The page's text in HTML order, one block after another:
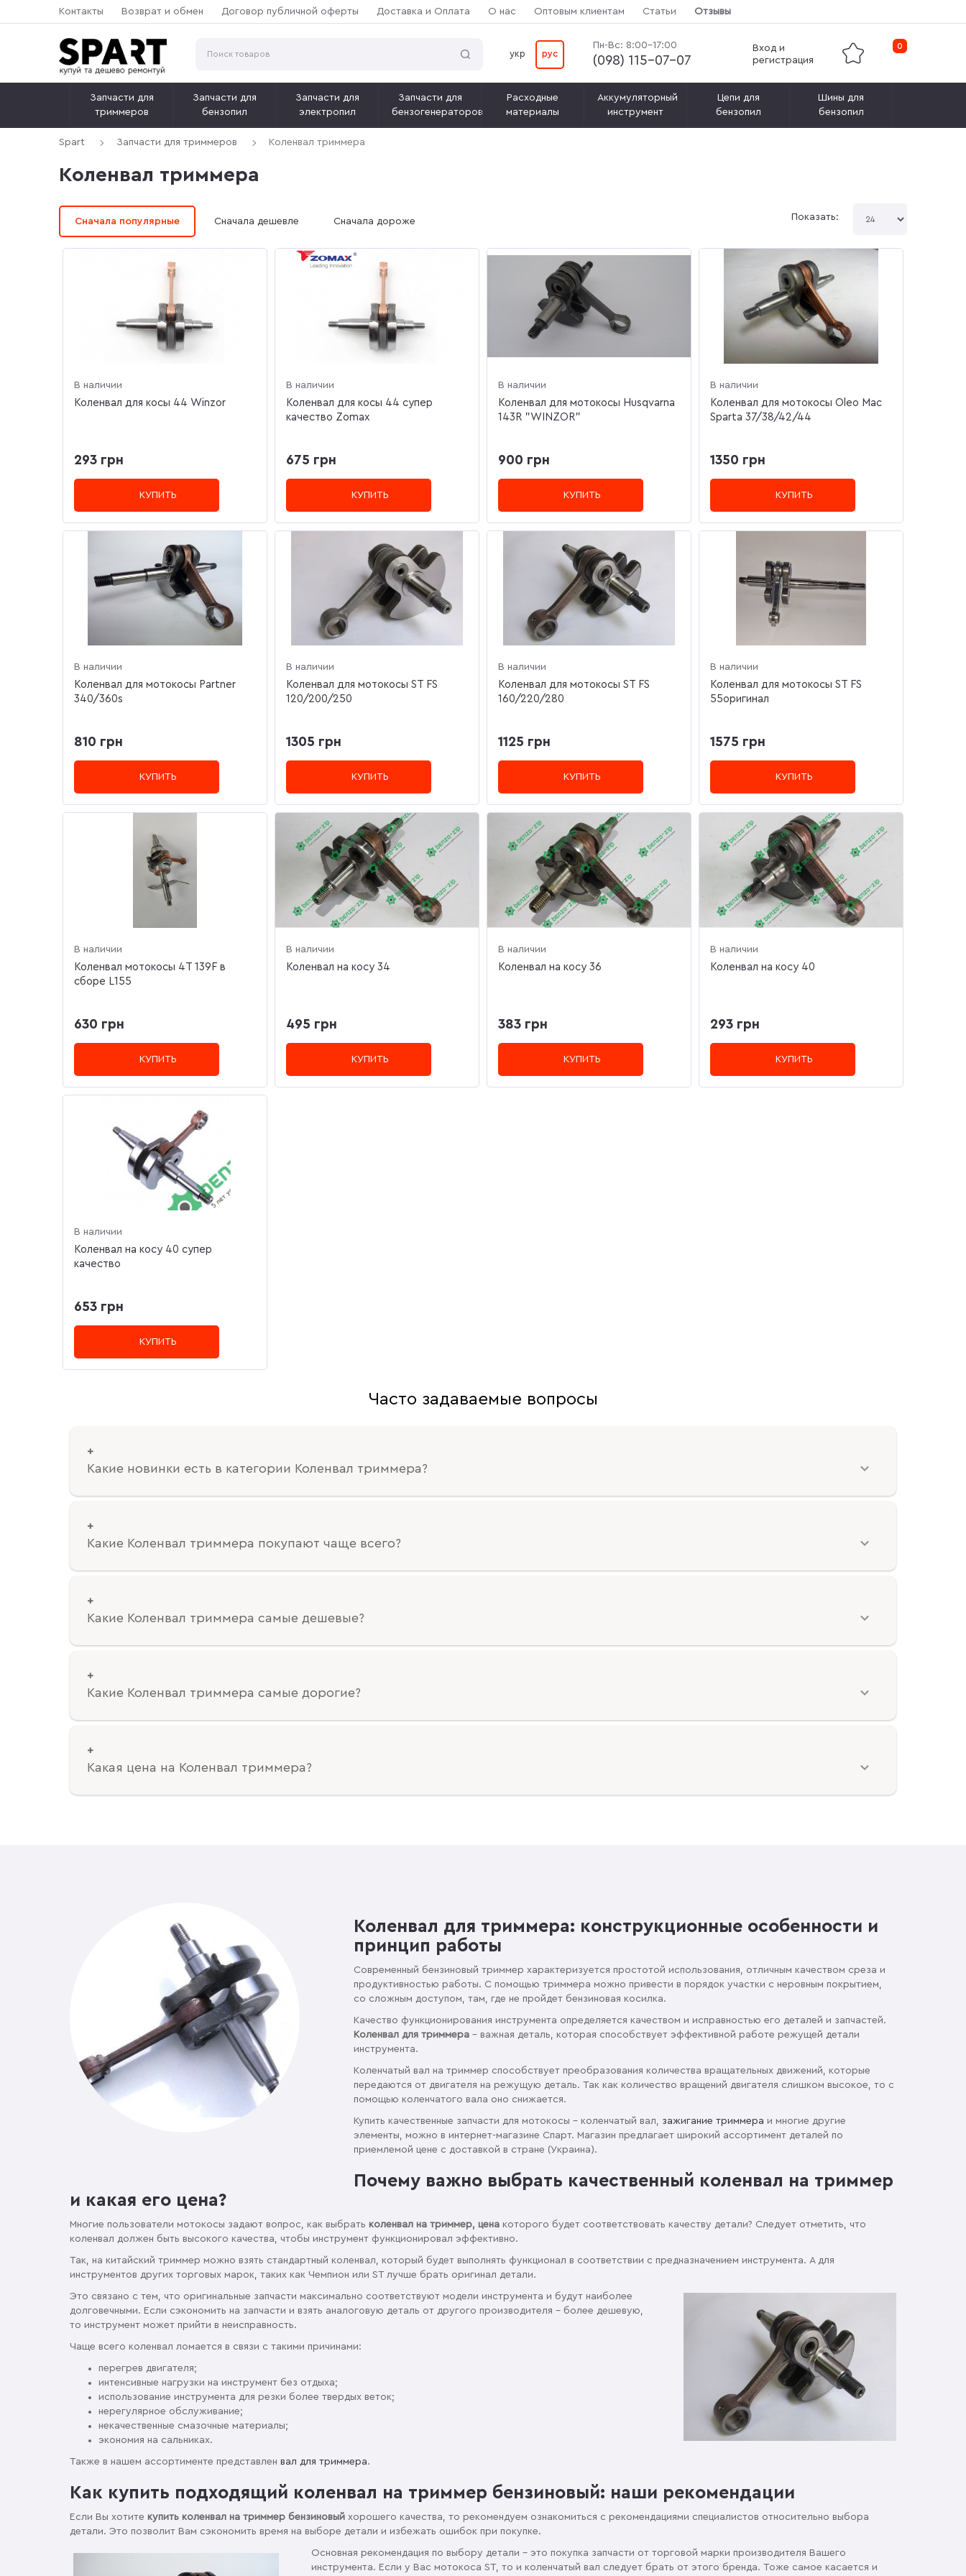
Контакты Возврат и обмен Договор публичной оферты Доставка и Оплата О нас Оптовым клиентам Статьи Отзывы
0
Вход и
регистрация
Пн-Вс: 8:00-17:00
(‎098) 115-07-07
укр рус
Запчасти для
триммеров
Запчасти для
бензопил
Запчасти для
электропил
Запчасти для
бензогенераторов
Расходные
материалы
Аккумуляторный
инструмент
Цепи для
бензопил
Шины для
бензопил
Spart Запчасти для триммеров Коленвал триммера
Коленвал триммера
Сначала популярные Сначала дешевле Сначала дороже Показать:
В наличии
Коленвал для косы 44 Winzor
293 грн
КУПИТЬ
В наличии
Коленвал для косы 44 супер
качество Zomax
675 грн
КУПИТЬ
В наличии
Коленвал для мотокосы Husqvarna
143R "WINZOR"
900 грн
КУПИТЬ
В наличии
Коленвал для мотокосы Oleo Mac
Sparta 37/38/42/44
1350 грн
КУПИТЬ
В наличии
Коленвал для мотокосы Partner
340/360s
810 грн
КУПИТЬ
В наличии
Коленвал для мотокосы ST FS
120/200/250
1305 грн
КУПИТЬ
В наличии
Коленвал для мотокосы ST FS
160/220/280
1125 грн
КУПИТЬ
В наличии
Коленвал для мотокосы ST FS
55оригинал
1575 грн
КУПИТЬ
В наличии
Коленвал мотокосы 4T 139F в
сборе L155
630 грн
КУПИТЬ
В наличии
Коленвал на косу 34
495 грн
КУПИТЬ
В наличии
Коленвал на косу 36
383 грн
КУПИТЬ
В наличии
Коленвал на косу 40
293 грн
КУПИТЬ
В наличии
Коленвал на косу 40 супер
качество
653 грн
КУПИТЬ
Часто задаваемые вопросы
Какие новинки есть в категории Коленвал триммера?
Какие Коленвал триммера покупают чаще всего?
Какие Коленвал триммера самые дешевые?
Какие Коленвал триммера самые дорогие?
Какая цена на Коленвал триммера?
Коленвал для триммера: конструкционные особенности и
принцип работы
Современный бензиновый триммер характеризуется простотой использования, отличным качеством среза и
продуктивностью работы. С помощью триммера можно привести в порядок участки с неровным покрытием,
со сложным доступом, там, где не пройдет бензиновая косилка.
Качество функционирования инструмента определяется качеством и исправностью его деталей и запчастей.
Коленвал для триммера – важная деталь, которая способствует эффективной работе режущей детали
инструмента.
Коленчатый вал на триммер способствует преобразования количества вращательных движений, которые
передаются от двигателя на режущую деталь. Так как количество вращений двигателя слишком высокое, то с
помощью коленчатого вала оно снижается.
Купить качественные запчасти для мотокосы – коленчатый вал, зажигание триммера и многие другие
элементы, можно в интернет-магазине Спарт. Магазин предлагает широкий ассортимент деталей по
приемлемой цене с доставкой в стране (Украина).
Почему важно выбрать качественный коленвал на триммер
и какая его цена?
Многие пользователи мотокосы задают вопрос, как выбрать коленвал на триммер, цена которого будет соответствовать качеству детали? Следует отметить, что
коленвал должен быть высокого качества, чтобы инструмент функционировал эффективно.
Так, на китайский триммер можно взять стандартный коленвал, который будет выполнять функционал в соответствии с предназначением инструмента. А для
инструментов других торговых марок, таких как Чемпион или ST лучше брать оригинал детали.
Это связано с тем, что оригинальные запчасти максимально соответствуют модели инструмента и будут наиболее
долговечными. Если сэкономить на запчасти и взять аналоговую деталь от другого производителя – более дешевую,
то инструмент может прийти в неисправность.
Чаще всего коленвал ломается в связи с такими причинами:
перегрев двигателя;
интенсивные нагрузки на инструмент без отдыха;
использование инструмента для резки более твердых веток;
нерегулярное обслуживание;
некачественные смазочные материалы;
экономия на сальниках.
Также в нашем ассортименте представлен вал для триммера.
Как купить подходящий коленвал на триммер бензиновый: наши рекомендации
Если Вы хотите купить коленвал на триммер бензиновый хорошего качества, то рекомендуем ознакомиться с рекомендациями специалистов относительно выбора
детали. Это позволит Вам сэкономить время на выборе детали и избежать ошибок при покупке.
Основная рекомендация по выбору детали – это покупка запчасти от торговой марки производителя Вашего
инструмента. Если у Вас мотокоса ST, то и коленчатый вал следует брать от этого бренда. Тоже самое касается и